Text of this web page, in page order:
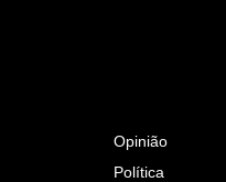
Opinião
Política